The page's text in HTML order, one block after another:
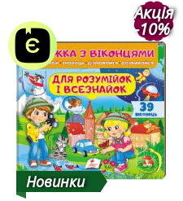
Акція
-10%
Новинки